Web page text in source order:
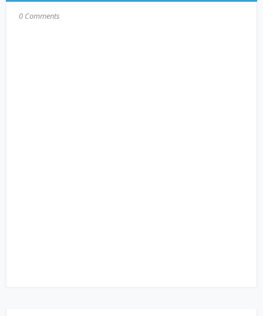
0 Comments